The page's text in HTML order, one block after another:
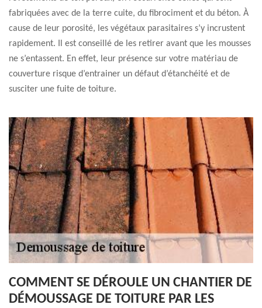
fabriquées avec de la terre cuite, du fibrociment et du béton. À
cause de leur porosité, les végétaux parasitaires s’y incrustent
rapidement. Il est conseillé de les retirer avant que les mousses
ne s’entassent. En effet, leur présence sur votre matériau de
couverture risque d’entrainer un défaut d’étanchéité et de
susciter une fuite de toiture.
COMMENT SE DÉROULE UN CHANTIER DE
DÉMOUSSAGE DE TOITURE PAR LES